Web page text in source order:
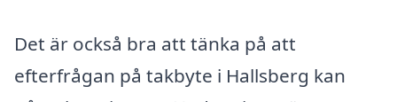
Det är också bra att tänka på att
efterfrågan på takbyte i Hallsberg kan